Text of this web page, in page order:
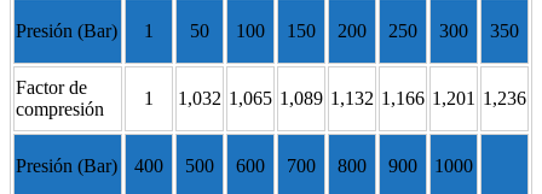
Presión (Bar) 1 50 100 150 200 250 300 350
Factor de
compresión
1 1,032 1,065 1,089 1,132 1,166 1,201 1,236
Presión (Bar) 400 500 600 700 800 900 1000